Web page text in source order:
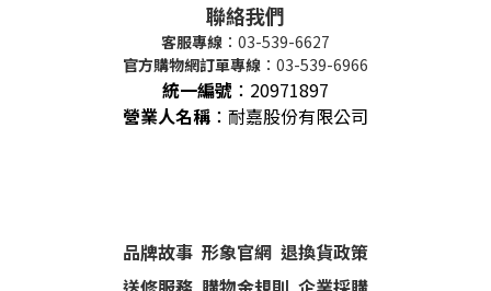
聯絡我們
客服專線 ：03-539-6627
官方購物網訂單專線 ：03-539-6966
統一編號 ： 20971897
營業人名稱 ：耐嘉股份有限公司
品牌故事 形象官網 退換貨政策